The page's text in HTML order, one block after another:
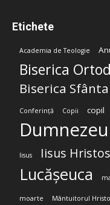
Etichete
Academia de Teologie
Biserica
Biserica
Conferință Copii copil
Dumnezeu
Iisus Iisus Hristos
Lucășeuca
moarte Mântuitorul